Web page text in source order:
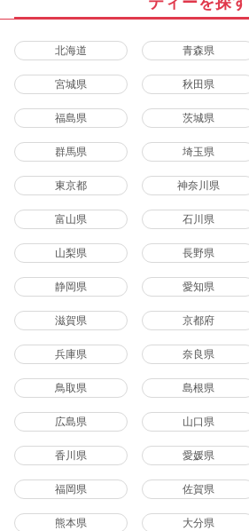
北海道 青森県
宮城県 秋田県
福島県 茨城県
群馬県 埼玉県
東京都 神奈川県
富山県 石川県
山梨県 長野県
静岡県 愛知県
滋賀県 京都府
兵庫県 奈良県
鳥取県 島根県
広島県 山口県
香川県 愛媛県
福岡県 佐賀県
熊本県 大分県